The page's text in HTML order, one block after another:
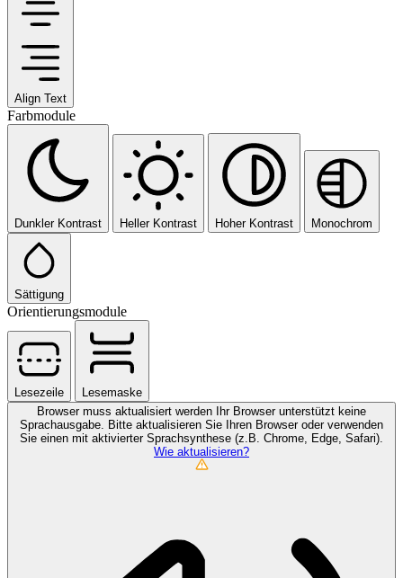
Align Text
Farbmodule
Dunkler Kontrast Heller Kontrast Hoher Kontrast Monochrom
Sättigung
Orientierungsmodule
Lesezeile
Lesemaske
Browser muss aktualisiert werden Ihr Browser unterstützt keine
Sprachausgabe. Bitte aktualisieren Sie Ihren Browser oder verwenden
Sie einen mit aktivierter Sprachsynthese (z.B. Chrome, Edge, Safari).
Wie aktualisieren?